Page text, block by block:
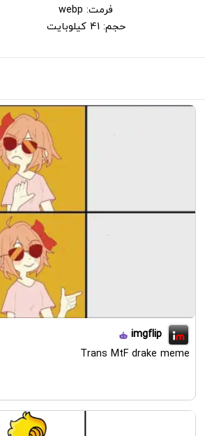
فرمت: webp
حجم: 41 کیلوبایت
imgflip
Trans MtF drake meme